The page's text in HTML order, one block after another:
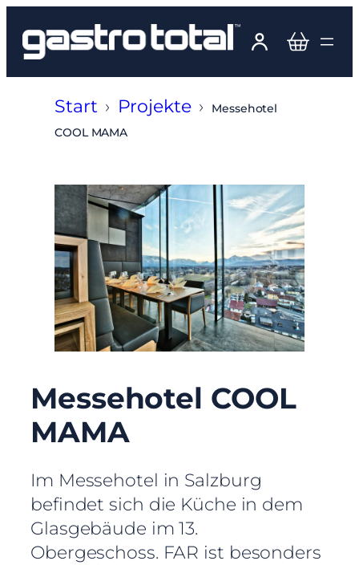
Inhalt
springen
Start › Projekte ›
Messehotel
COOL MAMA
Messehotel COOL
MAMA
Im Messehotel in Salzburg
befindet sich die Küche in dem
Glasgebäude im 13.
Obergeschoss. FAR ist besonders